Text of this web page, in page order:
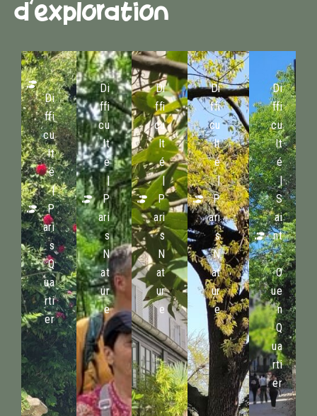
d'exploration
Di
ffi
cu
lt
é
|
P
ari
s
Q
ua
rti
er
Di
ffi
cu
lt
é
|
P
ari
s
N
at
ur
e
Di
ffi
cu
lt
é
|
P
ari
s
N
at
ur
e
Di
ffi
cu
lt
é
|
P
ari
s
N
at
ur
e
Di
ffi
cu
lt
é
|
S
ai
nt
-
O
ue
n
Q
ua
rti
er